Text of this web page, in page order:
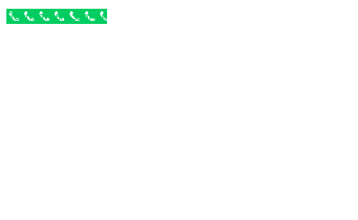
Бесплатный звонок